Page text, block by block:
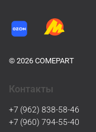
© 2026 COMEPART
Контакты
+7 (962) 838-58-46
+7 (960) 794-55-40